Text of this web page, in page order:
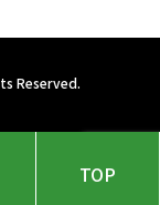
Reserved.
TOP